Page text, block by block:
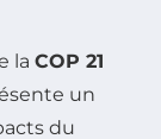
la COP 21
un
du